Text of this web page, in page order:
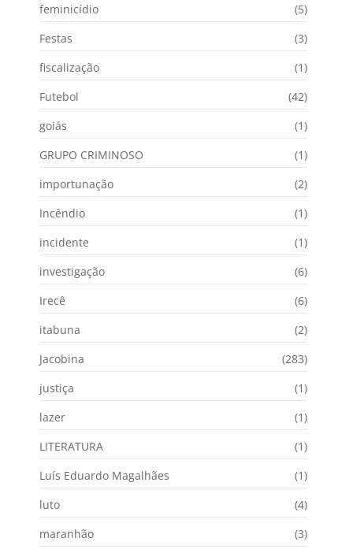
feminicídio
(5)
Festas
(3)
fiscalização
(1)
Futebol
(42)
goiás
(1)
GRUPO CRIMINOSO
(1)
importunação
(2)
Incêndio
(1)
incidente
(1)
investigação
(6)
Irecê
(6)
itabuna
(2)
Jacobina
(283)
justiça
(1)
lazer
(1)
LITERATURA
(1)
Luís Eduardo Magalhães
(1)
luto
(4)
maranhão
(3)